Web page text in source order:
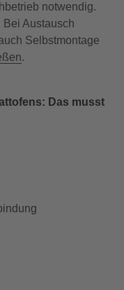
notwendig.
Bei Austausch
Selbstmontage
.
Das musst